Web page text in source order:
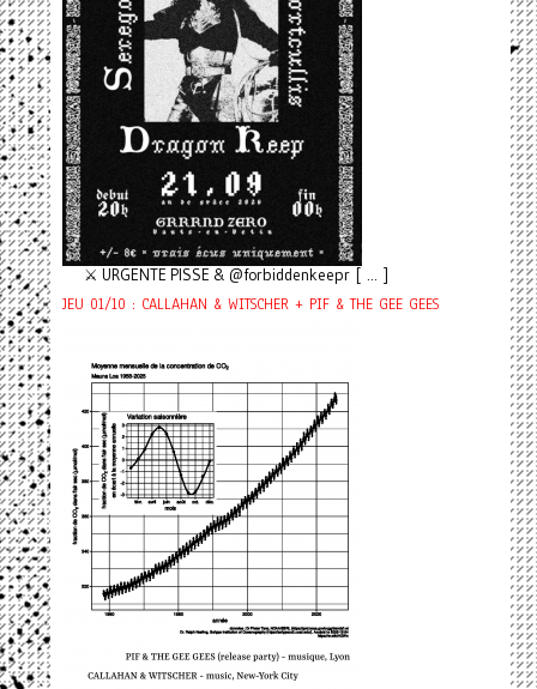
⚔️ URGENTE PISSE & @forbiddenkeepr [ ... ]
JEU 01/10 : CALLAHAN & WITSCHER + PIF & THE GEE GEES